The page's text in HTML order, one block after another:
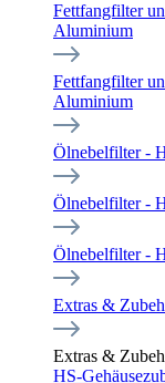
Fettfangfilter
Aluminium
Fettfangfilter
Aluminium
Ölnebelfilter -
Ölnebelfilter -
Ölnebelfilter -
Extras &
Extras &
HS-